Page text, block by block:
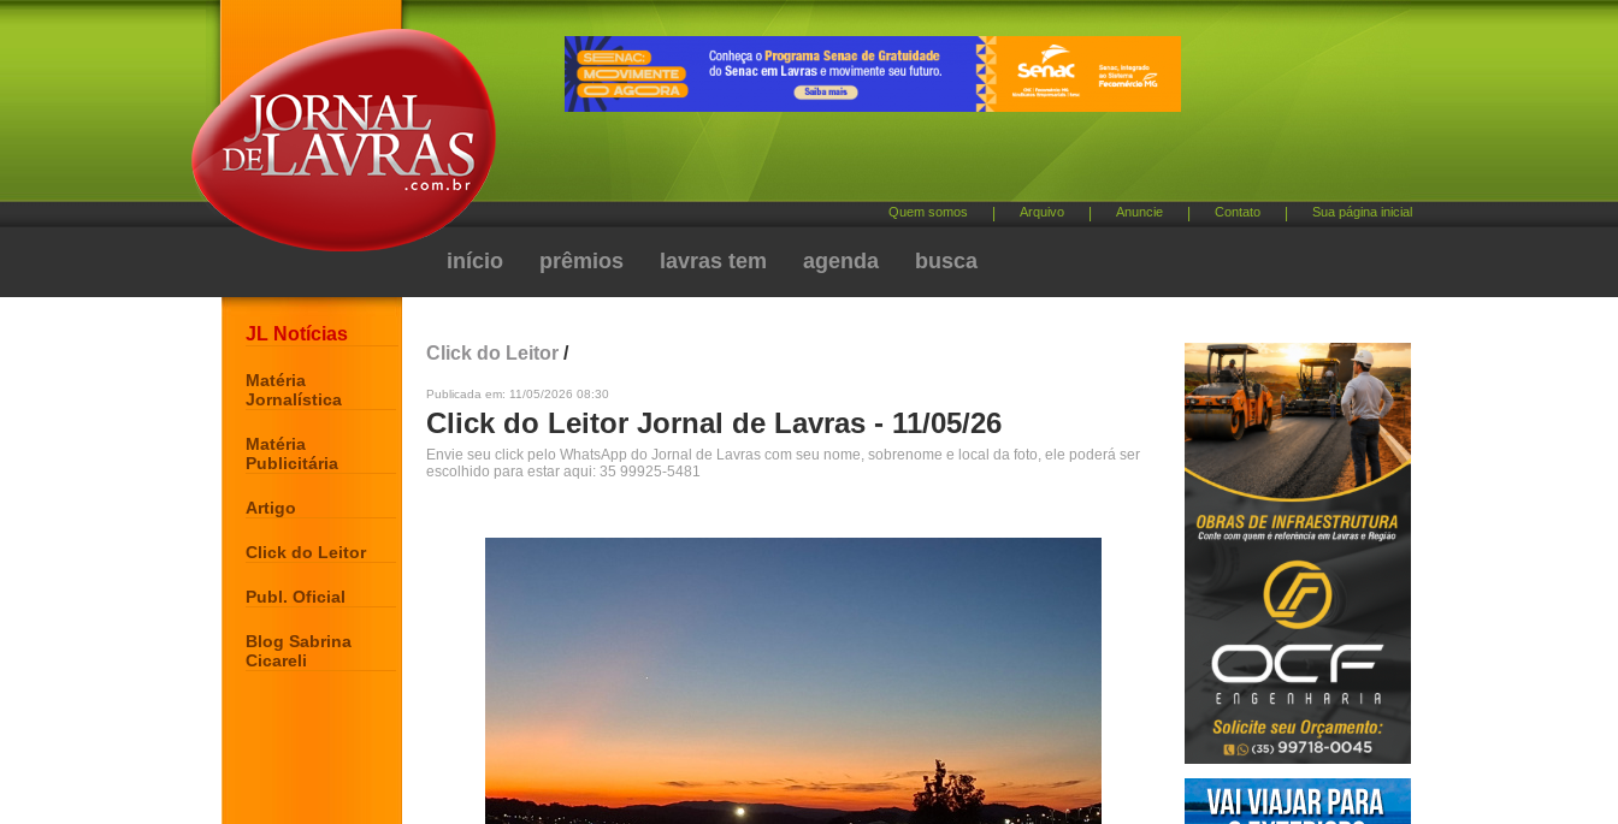
Quem somos Arquivo Anuncie Contato Sua página inicial
início prêmios lavras tem agenda busca
JL Notícias
Matéria
Jornalística
Matéria
Publicitária
Artigo
Click do Leitor
Publ. Oficial
Blog Sabrina
Cicareli
Click do Leitor /
Publicada em: 11/05/2026 08:30
Click do Leitor Jornal de Lavras - 11/05/26
Envie seu click pelo WhatsApp do Jornal de Lavras com seu nome, sobrenome e local da foto, ele poderá ser
escolhido para estar aqui: 35 99925-5481